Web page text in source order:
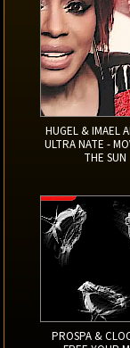
HUGEL & IMAEL
ULTRA NATE -
THE SUN
PROSPA &